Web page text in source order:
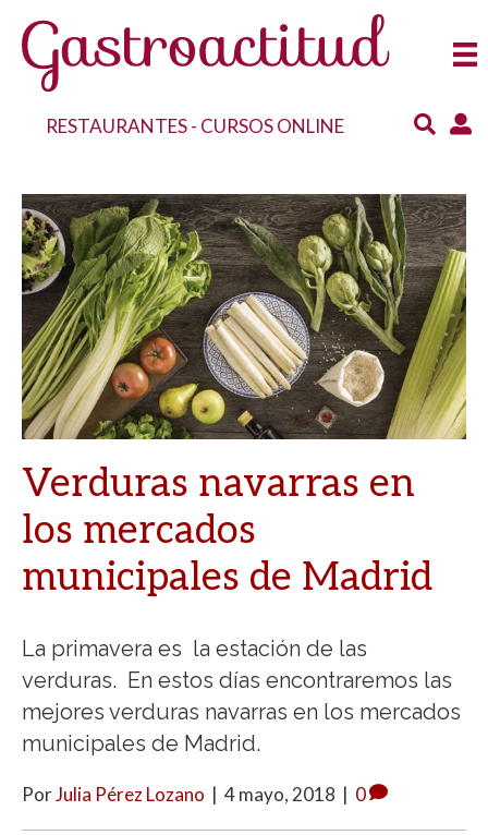
RESTAURANTES- CURSOS ONLINE
Verduras navarras en
los mercados
municipales de Madrid
La primavera es la estación de las
verduras. En estos días encontraremos las
mejores verduras navarras en los mercados
municipales de Madrid.
PorJulia Pérez Lozano | 4 mayo, 2018 | 0